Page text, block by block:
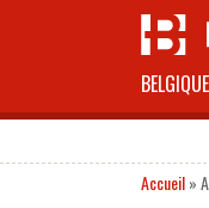
BELGIQUE
Accueil»